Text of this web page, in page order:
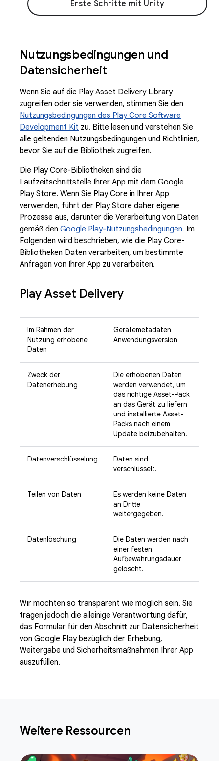
Erste Schritte mit Unity
Nutzungsbedingungen und
Datensicherheit
Wenn Sie auf die Play Asset Delivery Library
zugreifen oder sie verwenden, stimmen Sie den
Nutzungsbedingungen des Play Core Software
Development Kit zu. Bitte lesen und verstehen Sie
alle geltenden Nutzungsbedingungen und Richtlinien,
bevor Sie auf die Bibliothek zugreifen.
Die Play Core-Bibliotheken sind die
Laufzeitschnittstelle Ihrer App mit dem Google
Play Store. Wenn Sie Play Core in Ihrer App
verwenden, führt der Play Store daher eigene
Prozesse aus, darunter die Verarbeitung von Daten
gemäß den Google Play-Nutzungsbedingungen. Im
Folgenden wird beschrieben, wie die Play Core-
Bibliotheken Daten verarbeiten, um bestimmte
Anfragen von Ihrer App zu verarbeiten.
Play Asset Delivery
Im Rahmen der
Nutzung erhobene
Daten
Gerätemetadaten
Anwendungsversion
Zweck der
Datenerhebung
Die erhobenen Daten
werden verwendet, um
das richtige Asset-Pack
an das Gerät zu liefern
und installierte Asset-
Packs nach einem
Update beizubehalten.
Datenverschlüsselung
Daten sind
verschlüsselt.
Teilen von Daten
Es werden keine Daten
an Dritte
weitergegeben.
Datenlöschung
Die Daten werden nach
einer festen
Aufbewahrungsdauer
gelöscht.
Wir möchten so transparent wie möglich sein. Sie
tragen jedoch die alleinige Verantwortung dafür,
das Formular für den Abschnitt zur Datensicherheit
von Google Play bezüglich der Erhebung,
Weitergabe und Sicherheitsmaßnahmen Ihrer App
auszufüllen.
Weitere Ressourcen